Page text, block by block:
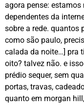
agora pense:
dependentes da
sobre a rede. quantos
como são paulo,
calada da noite…] pra
oito? talvez não. e
prédio sequer, sem
portas, travas,
quanto em morgan